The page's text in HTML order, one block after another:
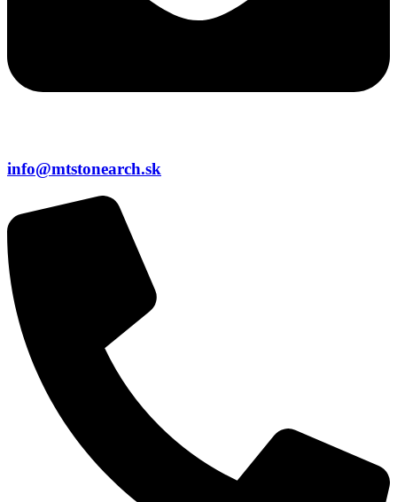
info@mtstonearch.sk